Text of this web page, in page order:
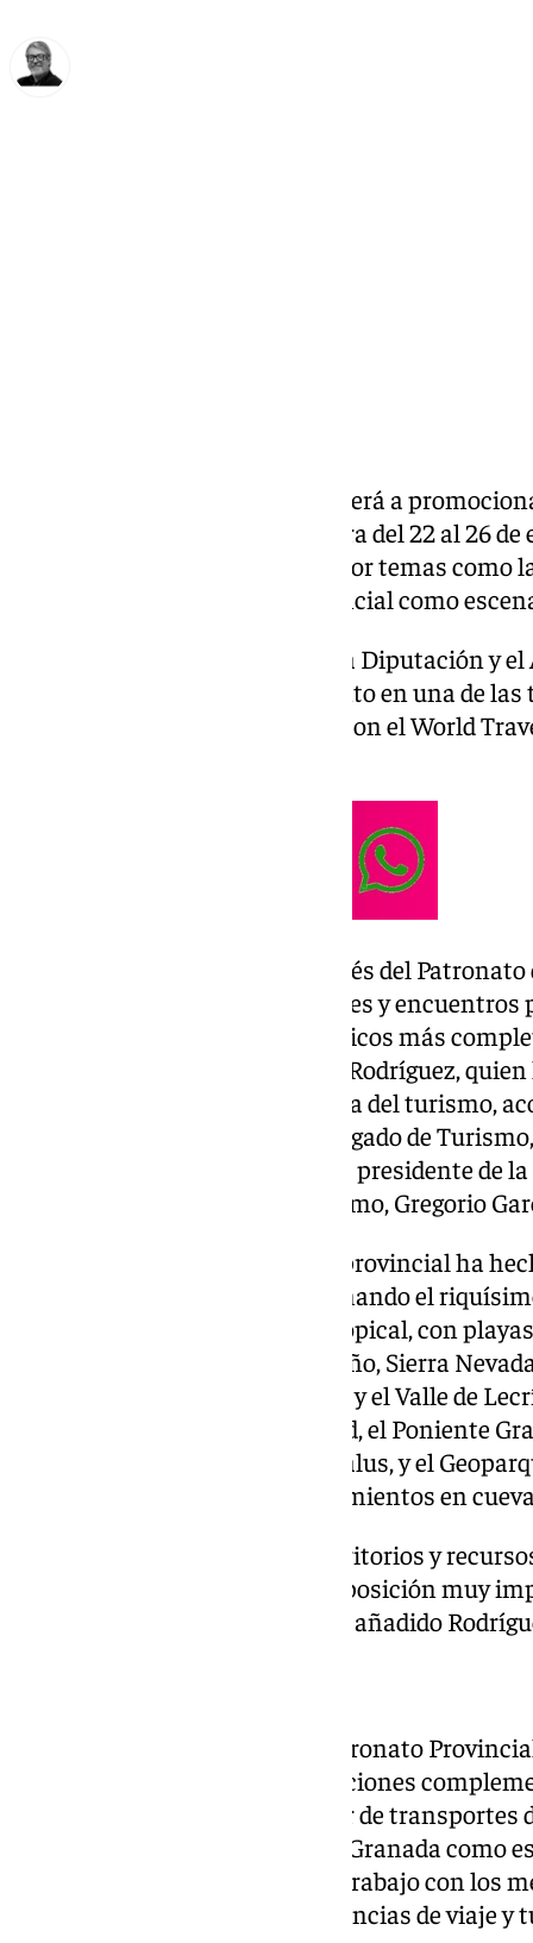
La provincia de Granada se volverá a
, que se celebra del 22 al 26
Carlos I de Madrid, apostando por temas
de la Cultura 2031 y por el potencial como
Por segundo año consecutivo, la Diputación y
compartirán un espacio conjunto en una de
importantes del mundo, junto con el World
La institución provincial, a través del
amplia agenda de presentaciones y
como uno de los destinos turísticos más
detallado el presidente Francis Rodríguez,
que tendrá Granada en esta feria del turismo,
capital, Marifrán Carazo, el delegado de
en Granada, Fernando Egea, y el presidente de
Empresas de Hostelería y Turismo, Gregorio
El presidente de la institución provincial ha
atractivos de Granada, mencionando el
monumental como la Costa Tropical, con
temperaturas durante todo el año, Sierra
de esquí de Europa, la Alpujarra y el Valle de
llenos de encanto y tranquilidad, el Poniente
de la última frontera de Al-Andalus, y el
paisajes espectaculares y alojamientos en
«Es esta variedad de climas, territorios y
un destino único y ocupar una posición muy
como receptora de turismo», ha añadido
De forma paralela a Fitur, el Patronato
realizar en Madrid varias actuaciones
publicidad en el intercambiador de
promocional de la provincia de Granada como
y televisión, y un encuentro de trabajo con los
especializados en turismo y agencias de viaje y